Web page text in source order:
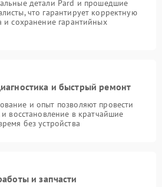
детали Pard и прошедшие
что гарантирует корректную
и сохранение гарантийных
и быстрый ремонт
и опыт позволяют провести
и восстановление в кратчайшие
без устройства
и запчасти